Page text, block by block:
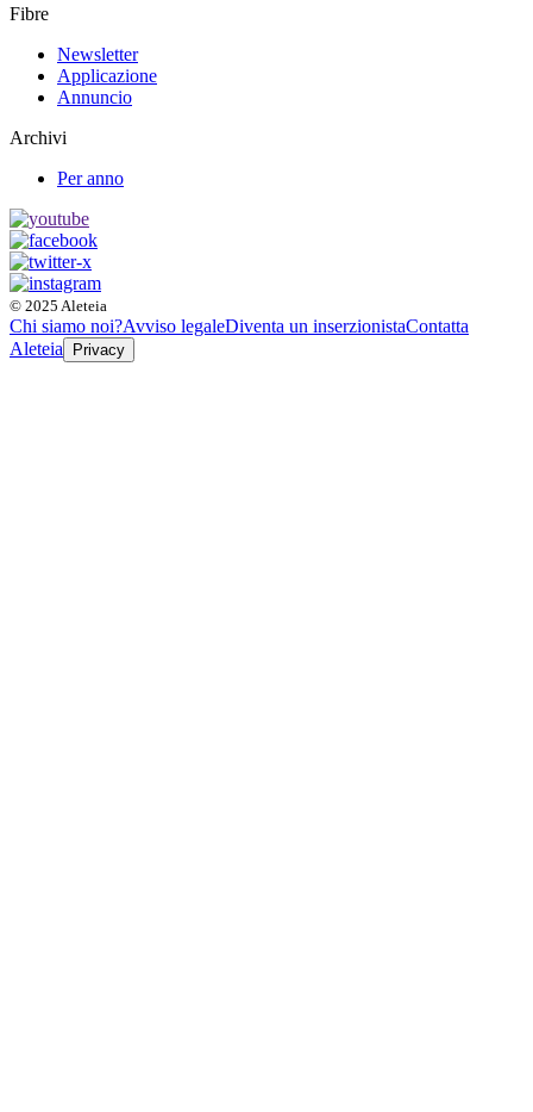
Fibre
Newsletter
Applicazione
Annuncio
Archivi
Per anno
© 2025 Aleteia
Chi siamo noi?Avviso legaleDiventa un inserzionistaContatta
Aleteia
Privacy